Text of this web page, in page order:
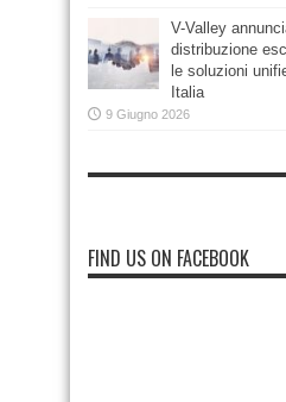
V-Valley
distribuzione
le soluzioni
Italia
9 Giugno 2026
FIND US ON FACEBOOK